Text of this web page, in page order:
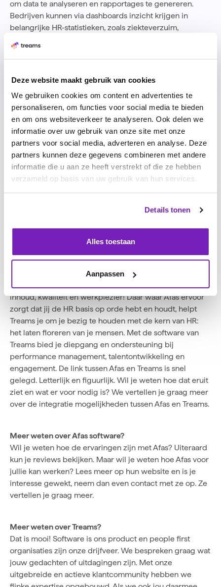
Deze website maakt gebruik van cookies
We gebruiken cookies om content en advertenties te
personaliseren, om functies voor social media te bieden
en om ons websiteverkeer te analyseren. Ook delen we
informatie over uw gebruik van onze site met onze
partners voor social media, adverteren en analyse. Deze
partners kunnen deze gegevens combineren met andere
informatie die u aan ze heeft verstrekt of die ze hebben
verzameld op basis van uw gebruik van hun services.
Details tonen
Alles toestaan
Aanpassen
om data te analyseren en rapportages te genereren.
Bedrijven kunnen via dashboards inzicht krijgen in
belangrijke HR-statistieken, zoals ziekteverzuim,
personeelsverloop en salarisontwikkelingen.
Wet- en regelgeving
met de Nederlandse wet- en regelgeving rondom
personeelsadministratie en salarisverwerking. Dit geeft
HR-afdelingen de zekerheid dat hun processen
compliant blijven met de laatste eisen.
Integratie met andere modules
Een groot voordeel van AFAS HRM is de naadloze
integratie met andere modules van AFAS, zoals de
financiële administratie en projectmanagement.
Hierdoor kunnen HR-processen worden gekoppeld aan
bredere bedrijfsprocessen. Daarnaast heeft Afas
koppelingen met enkele specialistische HR systemen,
Afas en Treams: de link snel gelegd?
ondernemen. En daar vinden Treams en Afas elkaar in.
Geen tijd verspillen aan onnodige zaken, maar efficiënt
en doelgericht bezig zijn met waar het echt om draait:
inhoud, kwaliteit en werkplezier! Daar waar Afas ervoor
zorgt dat jij de HR basis op orde hebt en houdt, helpt
Treams je om je bezig te houden met de kern van HR:
het laten floreren van je mensen. Met de software van
Treams bied je diepgang en ondersteuning bij
performance management, talentontwikkeling en
engagement. De link tussen Afas en Treams is snel
gelegd. Letterlijk en figuurlijk. Wil je weten hoe dat eruit
ziet en wat er voor nodig is? We vertellen je graag meer
over de integratie mogelijkheden tussen Afas en Treams.
Meer weten over Afas software?
Wil je weten hoe de ervaringen zijn met Afas? Uiteraard
kun je reviews bekijken. Maar wil je weten hoe Afas voor
jullie kan werken? Lees meer op hun website en is je
interesse gewekt, neem dan even contact met ze op. Ze
vertellen je graag meer.
Meer weten over Treams?
Dat is mooi! Software is ons product en people first
organisaties zijn onze drijfveer. We bespreken graag wat
jouw gedachten of uitdagingen zijn. Met onze
uitgebreide en actieve klantcommunity hebben we